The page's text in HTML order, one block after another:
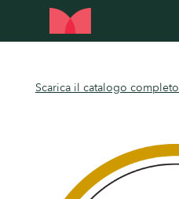
Scarica il catalogo completo